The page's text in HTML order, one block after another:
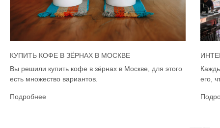
КУПИТЬ КОФЕ В ЗЁРНАХ В МОСКВЕ
Вы решили купить кофе в зёрнах в Москве, для этого
есть множество вариантов.
Подробнее
его,